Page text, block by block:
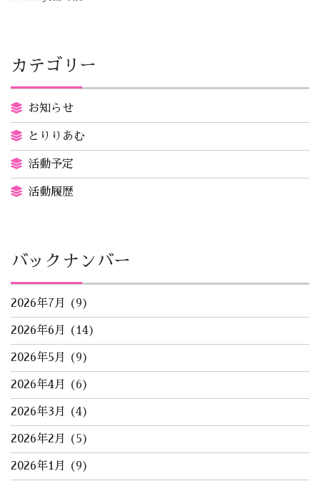
カテゴリー
お知らせ
とりりあむ
活動予定
活動履歴
バックナンバー
2026年7月 (9)
2026年6月 (14)
2026年5月 (9)
2026年4月 (6)
2026年3月 (4)
2026年2月 (5)
2026年1月 (9)